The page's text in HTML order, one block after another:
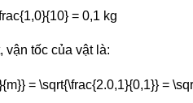
vận tốc của vật là: